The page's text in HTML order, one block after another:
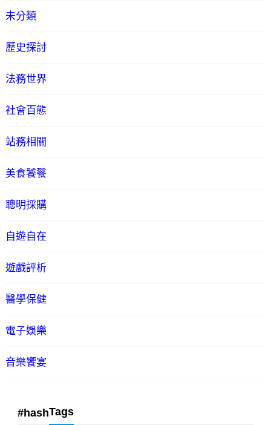
未分類
歷史探討
法務世界
社會百態
站務相關
美食饕餮
聰明採購
自遊自在
遊戲評析
醫學保健
電子娛樂
音樂饗宴
#hashTags